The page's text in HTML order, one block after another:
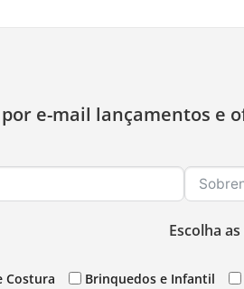
por e-mail lançamentos e
Escolha
Costura Brinquedos e Infantil